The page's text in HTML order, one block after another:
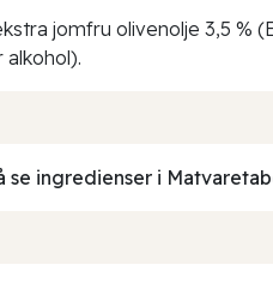
jomfru olivenolje 3,5 %
se ingredienser i